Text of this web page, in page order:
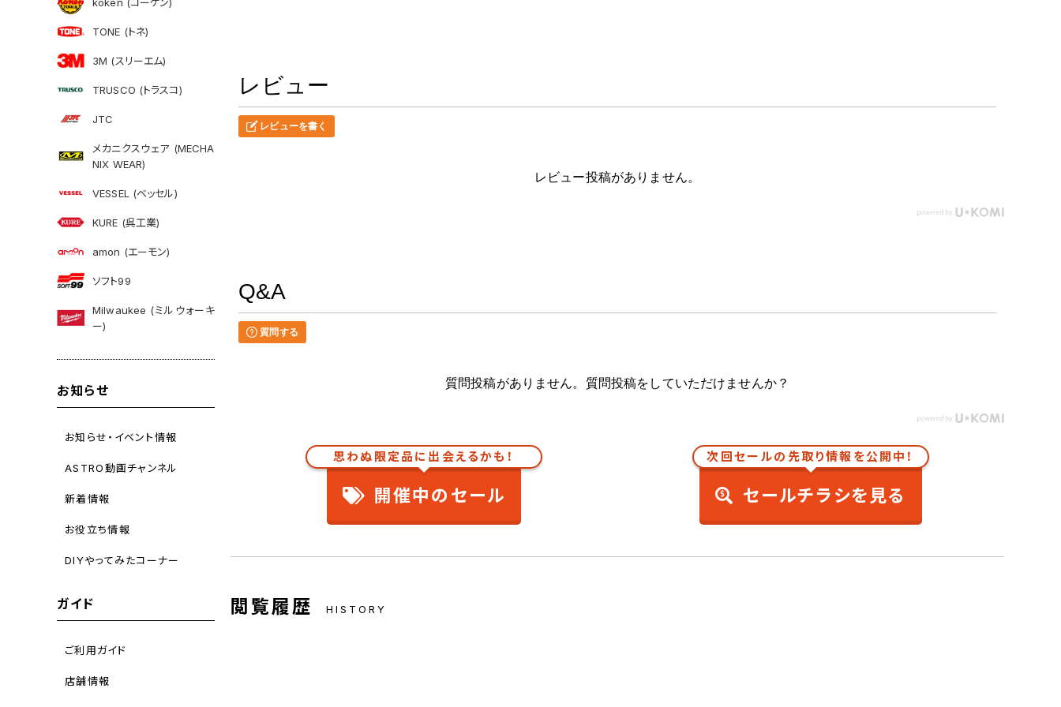
TONE (トネ)
3M (スリーエム)
TRUSCO (トラスコ)
JTC
メカニクスウェア (MECHA
NIX WEAR)
VESSEL (ベッセル)
KURE (呉工業)
amon (エーモン)
ソフト99
Milwaukee (ミルウォーキ
ー)
お知らせ
お知らせ・イベント情報
ASTRO動画チャンネル
新着情報
お役立ち情報
DIYやってみたコーナー
ガイド
ご利用ガイド
店舗情報
レビュー
レビューを書く
レビュー投稿がありません。
Q&A
質問する
質問投稿がありません。質問投稿をしていただけませんか？
思わぬ限定品に出会えるかも！
開催中のセール
次回セールの先取り情報を公開中！
セールチラシを見る
閲覧履歴 HISTORY